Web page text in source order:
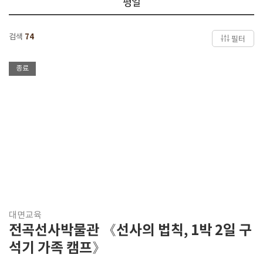
평일
검색 74 필터
종료
대면교육
전곡선사박물관 《선사의 법칙, 1박 2일 구
석기 가족 캠프》